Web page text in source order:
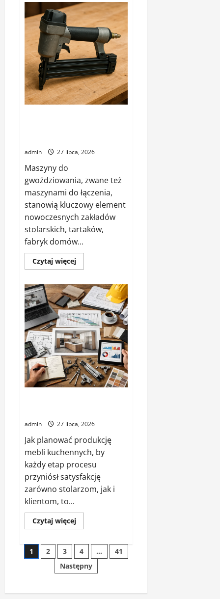
Jak
przygotować
warsztat
do
pracy
na
precyzji
admin 27 lipca, 2026
Maszyny do
gwoździowania, zwane też
maszynami do łączenia,
stanowią kluczowy element
nowoczesnych zakładów
stolarskich, tartaków,
fabryk domów...
Czytaj więcejDowiedz
się
Maszyna
do
gwoździowania
–
maszyna
do
łączenia
–
jaką
wybrać
admin 27 lipca, 2026
Jak planować produkcję
mebli kuchennych, by
każdy etap procesu
przyniósł satysfakcję
zarówno stolarzom, jak i
klientom, to...
Czytaj więcejDowiedz
się
Jak
planować
produkcję
mebli
kuchennych
Stronicowanie
wpisów
1 2 3 4 …
41
Następny